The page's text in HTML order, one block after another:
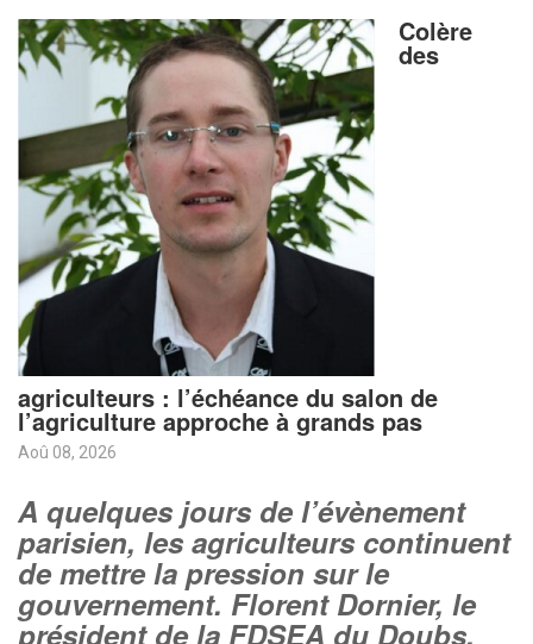
Colère
des
agriculteurs : l’échéance du salon de
l’agriculture approche à grands pas
Aoû 08, 2026
A quelques jours de l’évènement
parisien, les agriculteurs continuent
de mettre la pression sur le
gouvernement. Florent Dornier, le
président de la FDSEA du Doubs,